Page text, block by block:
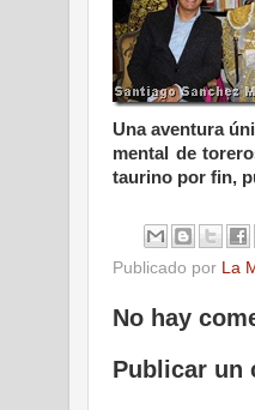
Una aventura
mental de
taurino por fin,
Publicado por La
No hay
Publicar un